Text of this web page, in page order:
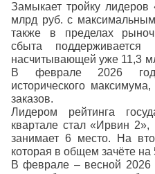
Замыкает тройку
млрд руб. с
также в пределах
сбыта поддерживается
насчитывающей уже 11,3
В феврале 2026
исторического
заказов.
Лидером рейтинга
квартале стал «Ирвин
занимает 6 место. На
которая в общем зачёте на
В феврале – весной